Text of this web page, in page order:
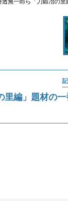
里編」題材の